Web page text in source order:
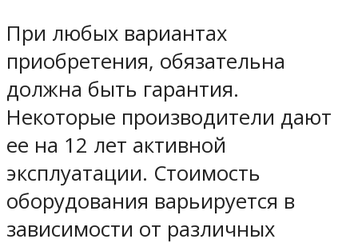
При любых вариантах
приобретения, обязательна
должна быть гарантия.
Некоторые производители дают
ее на 12 лет активной
эксплуатации. Стоимость
оборудования варьируется в
зависимости от различных